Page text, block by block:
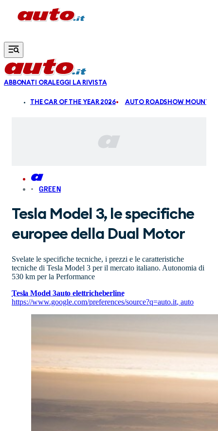
Vai al contenuto principale
ABBONATI ORALEGGI LA RIVISTA
THE CAR OF THE YEAR 2026 AUTO ROADSHOW
GREEN
Tesla Model 3, le specifiche
europee della Dual Motor
Svelate le specifiche tecniche, i prezzi e le caratteristiche
tecniche di Tesla Model 3 per il mercato italiano. Autonomia di
530 km per la Performance
Tesla Model 3auto elettricheberline
https://www.google.com/preferences/source?q=auto.it, auto